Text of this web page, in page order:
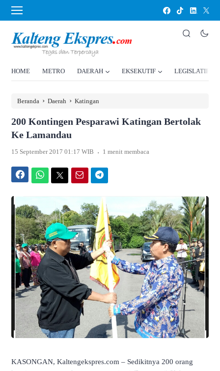
HOME METRO DAERAH EKSEKUTIF LEGISLATIF
Beranda › Daerah › Katingan
200 Kontingen Pesparawi Katingan Bertolak
Ke Lamandau
15 September 2017 01:17 WIB . 1 menit membaca
KASONGAN, Kaltengekspres.com – Sedikitnya 200 orang